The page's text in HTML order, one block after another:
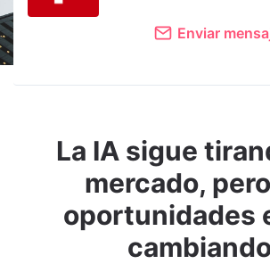
Enviar
La IA sigue
mercado,
oportunidades